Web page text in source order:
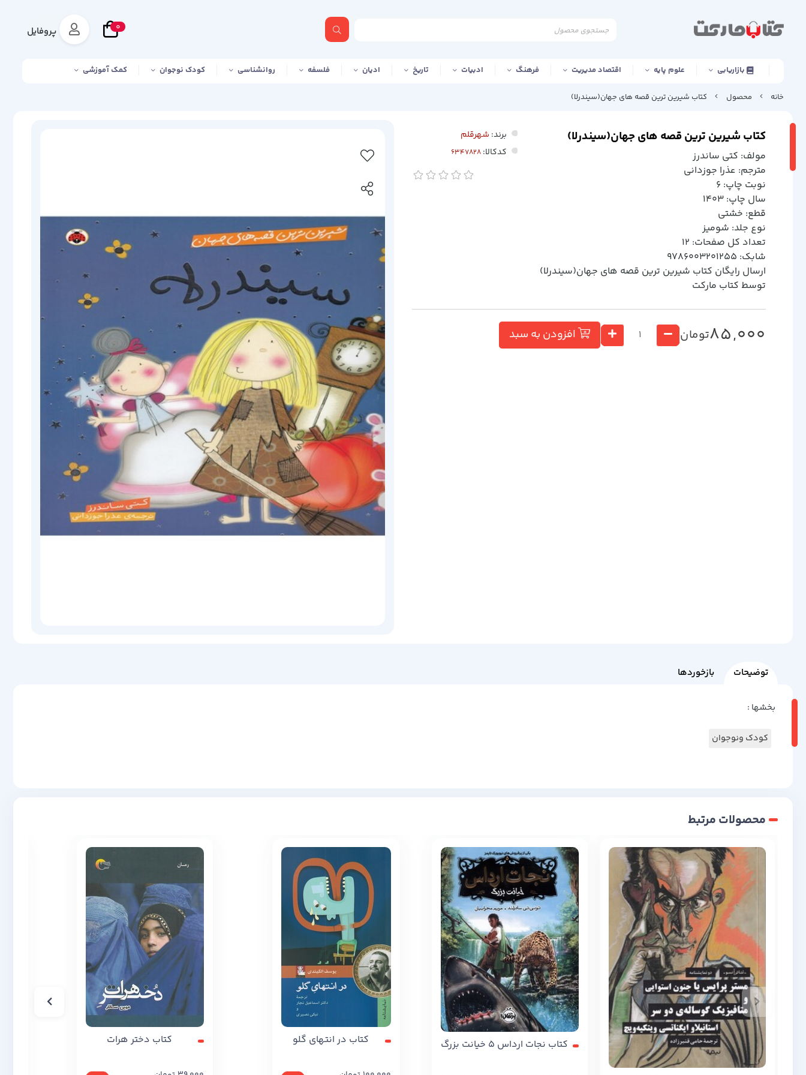
0 پروفایل
بازاریابی علوم پایه اقتصاد مدیریت فرهنگ ادبیات تاریخ ادیان فلسفه روانشناسی کودک نوجوان کمک آموزشی
خانه محصول کتاب شیرین ترین قصه های جهان(سیندرلا)
کتاب شیرین ترین قصه های جهان(سیندرلا)
مولف: كتي ساندرز
مترجم: عذرا جوزداني
نوبت چاپ: 6
سال چاپ: 1403
قطع: خشتي
نوع جلد: شوميز
تعداد کل صفحات: 12
شابک: 9786003201255
ارسال رایگان کتاب شيرين ترين قصه هاي جهان(سيندرلا)
توسط کتاب مارکت
برند: شهرقلم
کدکالا:
85,000تومان افزودن به سبد
توضیحات بازخوردها
بخشها :
کودک ونوجوان
محصولات مرتبط
کتاب نجات ارداس 5 خیانت بزرگ کتاب در انتهای گلو کتاب دختر هرات